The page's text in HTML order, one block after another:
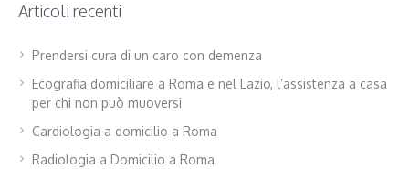
Articoli recenti
Prendersi cura di un caro con demenza
Ecografia domiciliare a Roma e nel Lazio, l’assistenza a casa
per chi non può muoversi
Cardiologia a domicilio a Roma
Radiologia a Domicilio a Roma